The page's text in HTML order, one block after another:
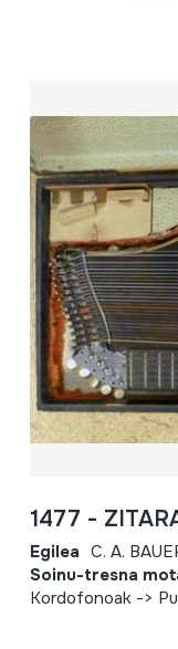
1477 -
Egilea C. A.
Soinu-tresna
Kordofonoak ->